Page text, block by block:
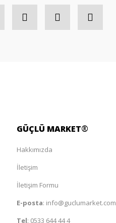
GÜÇLÜ MARKET®
Hakkımızda
İletişim
İletişim Formu
E-posta: info@guclumarket.com
Tel: 0533 644 44 4